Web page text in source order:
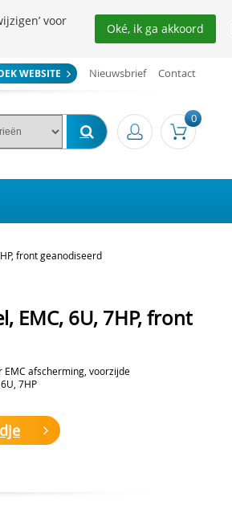
WEBSITE Nieuwsbrief Contact
0
front geanodiseerd
EMC, 6U, 7HP, front
afscherming, voorzijde
7HP
voor
Oké, ik ga akkoord